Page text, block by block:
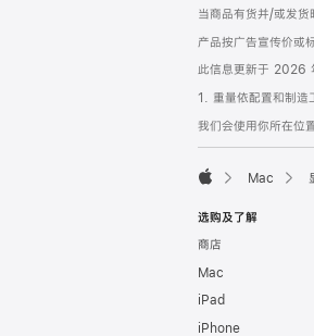
当商品有货并/或发货
产品按广告宣传价或
此信息更新于 2026
1. 重量依配置和制造
我们会使用你所在位
Mac
选购及了解
商店
Mac
iPad
iPhone